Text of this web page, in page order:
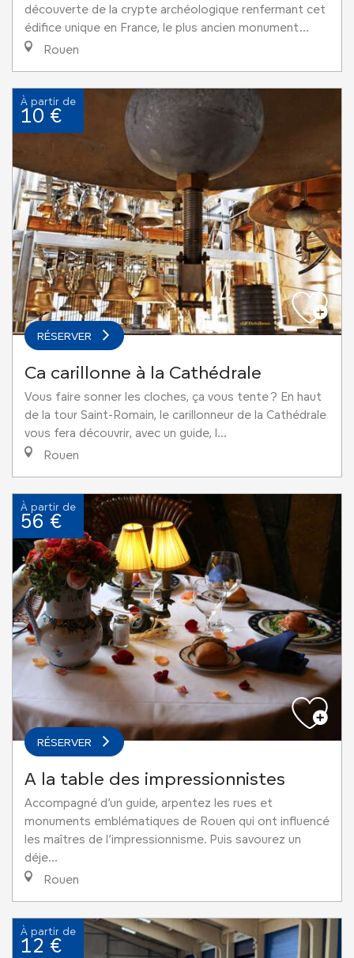
découverte de la crypte archéologique renfermant cet
édifice unique en France, le plus ancien monument...
Rouen
À partir de
10 €
RÉSERVER
Ca carillonne à la Cathédrale
Vous faire sonner les cloches, ça vous tente ? En haut
de la tour Saint-Romain, le carillonneur de la Cathédrale
vous fera découvrir, avec un guide, l...
Rouen
À partir de
56 €
RÉSERVER
A la table des impressionnistes
Accompagné d’un guide, arpentez les rues et
monuments emblématiques de Rouen qui ont influencé
les maîtres de l’impressionnisme. Puis savourez un
déje...
Rouen
À partir de
12 €